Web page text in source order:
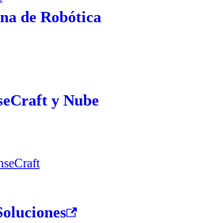
de Robótica
y Nube